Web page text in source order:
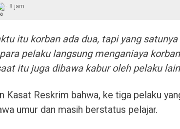
8 jam
itu korban ada dua, tapi yang
pelaku langsung menganiaya
itu juga dibawa kabur oleh pelaku
Kasat Reskrim bahwa, ke tiga pelaku
umur dan masih berstatus pelajar.